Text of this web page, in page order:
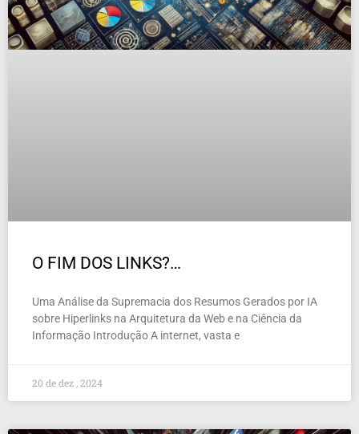
O FIM DOS LINKS?…
Uma Análise da Supremacia dos Resumos Gerados por IA
sobre Hiperlinks na Arquitetura da Web e na Ciência da
Informação Introdução A internet, vasta e
20 de dez , 2024